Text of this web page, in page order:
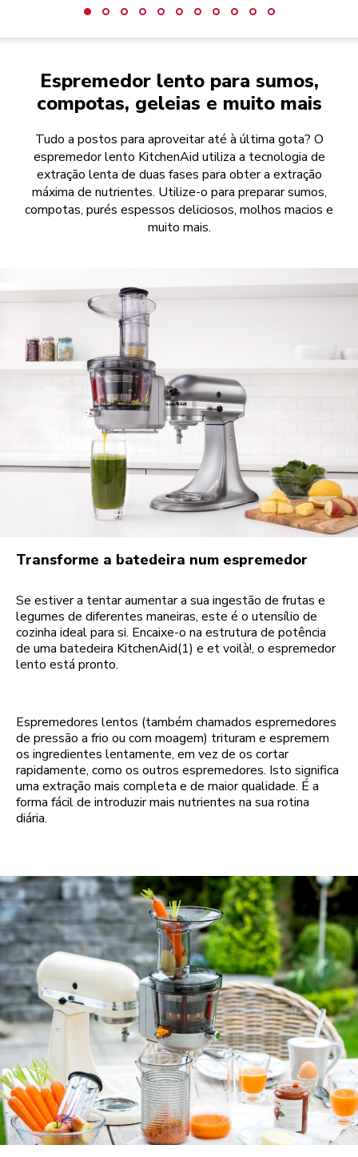
Espremedor lento para sumos,
compotas, geleias e muito mais
Tudo a postos para aproveitar até à última gota? O
espremedor lento KitchenAid utiliza a tecnologia de
extração lenta de duas fases para obter a extração
máxima de nutrientes. Utilize-o para preparar sumos,
compotas, purés espessos deliciosos, molhos macios e
muito mais.
Transforme a batedeira num espremedor
Se estiver a tentar aumentar a sua ingestão de frutas e
legumes de diferentes maneiras, este é o utensílio de
cozinha ideal para si. Encaixe-o na estrutura de potência
de uma batedeira KitchenAid(1) e et voilà!, o espremedor
lento está pronto.
Espremedores lentos (também chamados espremedores
de pressão a frio ou com moagem) trituram e espremem
os ingredientes lentamente, em vez de os cortar
rapidamente, como os outros espremedores. Isto significa
uma extração mais completa e de maior qualidade. É a
forma fácil de introduzir mais nutrientes na sua rotina
diária.